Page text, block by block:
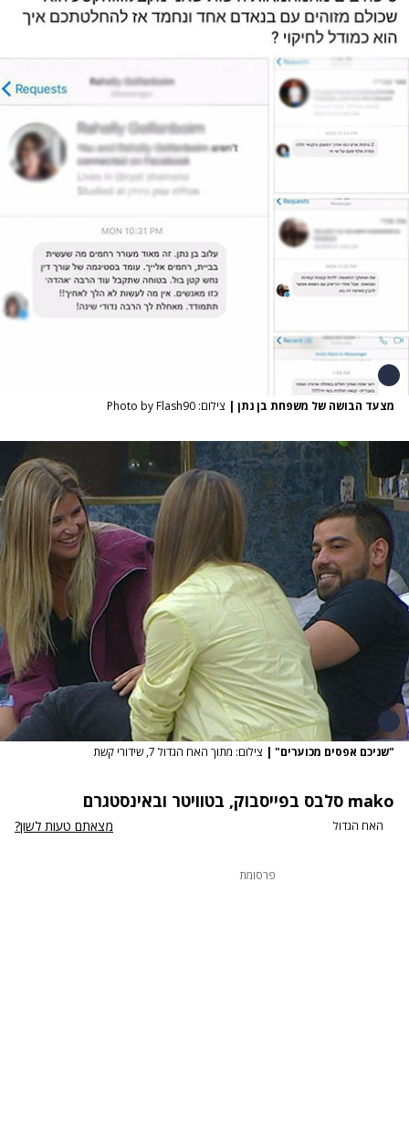
מצעד הבושה של משפחת בן נתן | צילום: Photo by Flash90
"שניכם אפסים מכוערים" | צילום: מתוך האח הגדול 7, שידורי קשת
mako סלבס בפייסבוק, בטוויטר ובאינסטגרם
האח הגדול מצאתם טעות לשון?
פרסומת